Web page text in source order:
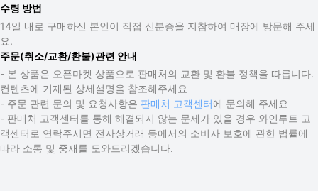
수령 방법
14일 내로 구매하신 본인이 직접 신분증을 지참하여 매장에 방문해 주세
요.
주문(취소/교환/환불)관련 안내
- 본 상품은 오픈마켓 상품으로 판매처의 교환 및 환불 정책을 따릅니다.
컨텐츠에 기재된 상세설명을 참조해주세요
- 주문 관련 문의 및 요청사항은 판매처 고객센터에 문의해 주세요
- 판매처 고객센터를 통해 해결되지 않는 문제가 있을 경우 와인루트 고
객센터로 연락주시면 전자상거래 등에서의 소비자 보호에 관한 법률에
따라 소통 및 중재를 도와드리겠습니다.